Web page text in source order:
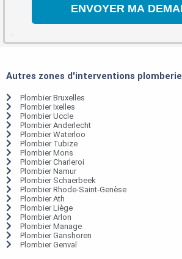
Autres zones d'interventions plomberie
Plombier Bruxelles
Plombier Ixelles
Plombier Uccle
Plombier Anderlecht
Plombier Waterloo
Plombier Tubize
Plombier Mons
Plombier Charleroi
Plombier Namur
Plombier Schaerbeek
Plombier Rhode-Saint-Genèse
Plombier Ath
Plombier Liège
Plombier Arlon
Plombier Manage
Plombier Ganshoren
Plombier Genval